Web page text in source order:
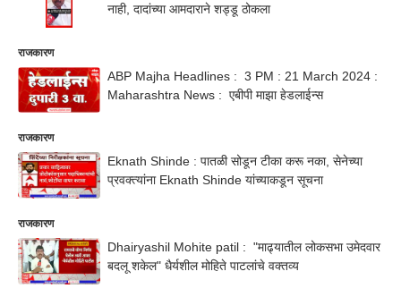
नाही, दादांच्या आमदाराने शड्डू ठोकला
राजकारण
ABP Majha Headlines : 3 PM : 21 March 2024 :
Maharashtra News : एबीपी माझा हेडलाईन्स
राजकारण
Eknath Shinde : पातळी सोडून टीका करू नका, सेनेच्या
प्रवक्त्यांना Eknath Shinde यांच्याकडून सूचना
राजकारण
Dhairyashil Mohite patil : "माढ्यातील लोकसभा उमेदवार
बदलू शकेल" धैर्यशील मोहिते पाटलांचे वक्तव्य